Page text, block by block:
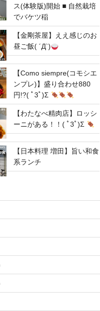
ス(体験版)開始 ■ 自然栽培
でバケツ稲
【金剛茶屋】ええ感じのお
昼ご飯( ´Д`)
【Como siempre(コモシエ
ンプレ)】盛り合わせ880
円!?( ﾟ3ﾟ)Σ
【わたなべ精肉店】ロッシ
ーニがある！！( ﾟ3ﾟ)Σ
【日本料理 増田】旨い和食
系ランチ